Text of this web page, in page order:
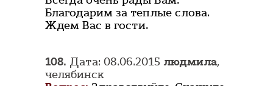
Благодарим за теплые слова.
Ждем Вас в гости.
108. Дата: 08.06.2015 людмила,
челябинск